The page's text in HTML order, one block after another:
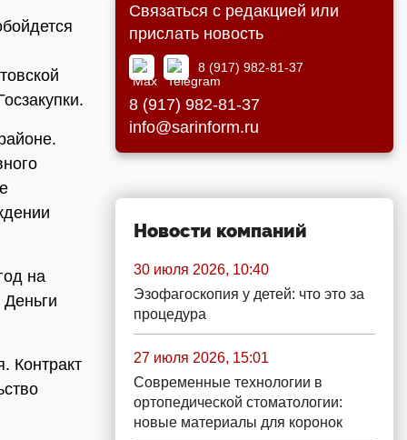
на
Контракт
Связаться с редакцией или
прислать новость
8 (917) 982-81-37
8 (917) 982-81-37
info@sarinform.ru
Новости компаний
30 июля 2026, 10:40
Эзофагоскопия у детей: что это за
процедура
27 июля 2026, 15:01
Современные технологии в
ортопедической стоматологии:
новые материалы для коронок